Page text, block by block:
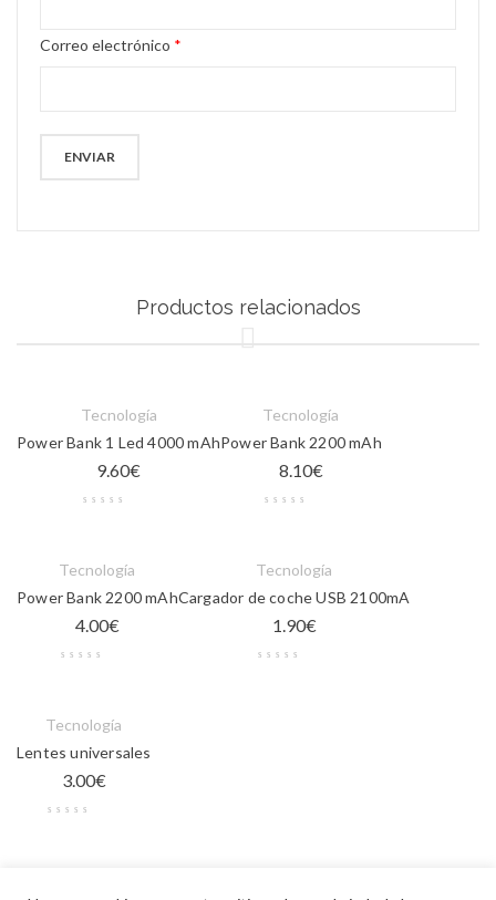
Correo electrónico *
Productos relacionados
Tecnología
Power Bank 1 Led 4000 mAh
9.60€
Tecnología
Power Bank 2200 mAh
8.10€
Tecnología
Power Bank 2200 mAh
4.00€
Tecnología
Cargador de coche USB 2100mA
1.90€
Tecnología
Lentes universales
3.00€